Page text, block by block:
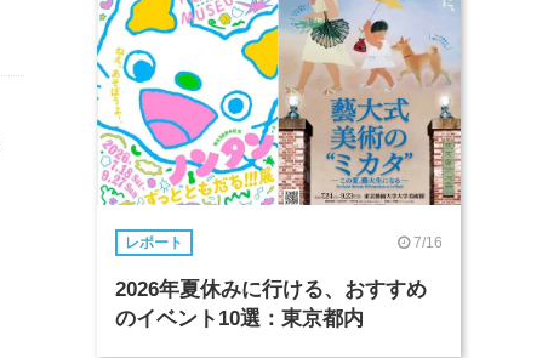
レポート 7/16
2026年夏休みに行ける、おすすめ
のイベント10選：東京都内